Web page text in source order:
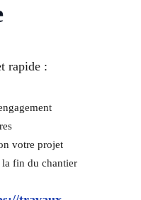
rapide :
votre projet
la fin du chantier